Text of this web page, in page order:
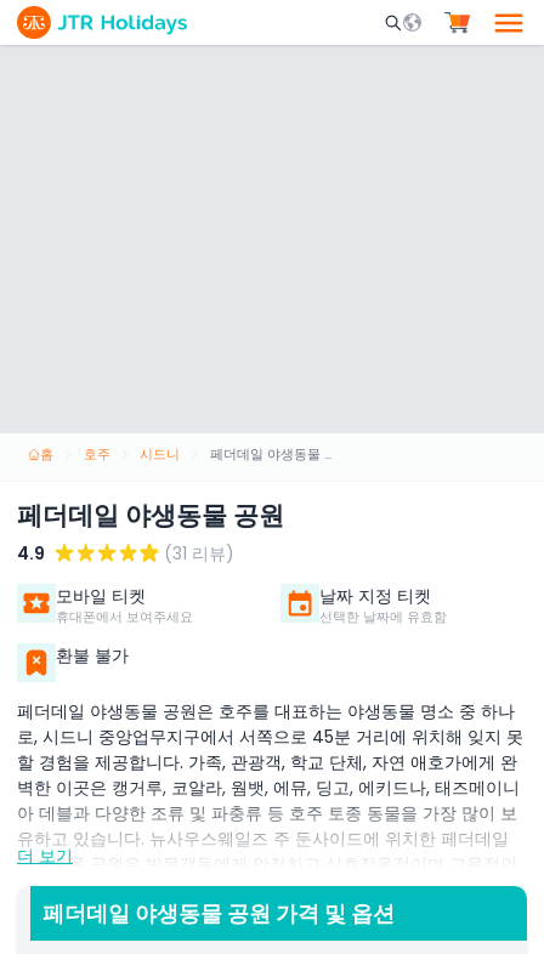
Mobile Search
홈 호주 시드니 페더데일 야생동물 공원
페더데일 야생동물 공원
4.9
(31 리뷰)
모바일 티켓
휴대폰에서 보여주세요
날짜 지정 티켓
선택한 날짜에 유효함
환불 불가
페더데일 야생동물 공원은 호주를 대표하는 야생동물 명소 중 하나
로, 시드니 중앙업무지구에서 서쪽으로 45분 거리에 위치해 잊지 못
할 경험을 제공합니다. 가족, 관광객, 학교 단체, 자연 애호가에게 완
벽한 이곳은 캥거루, 코알라, 웜뱃, 에뮤, 딩고, 에키드나, 태즈메이니
아 데블과 다양한 조류 및 파충류 등 호주 토종 동물을 가장 많이 보
유하고 있습니다. 뉴사우스웨일즈 주 둔사이드에 위치한 페더데일
야생동물 공원은 방문객들에게 안전하고 상호작용적이며 교육적인
환경에서 호주 야생동물을 직접 만질 수 있는 독특한 기회를 제공합
니다. 친근한 캥거루와 왈라비에게 직접 먹이를 주고, 코알라 옆에서
기억에 남을 사진을 찍으며, 호주의 대표 종들의 자연 서식지를 재현
더 보기
페더데일 야생동물 공원 가격 및 옵션